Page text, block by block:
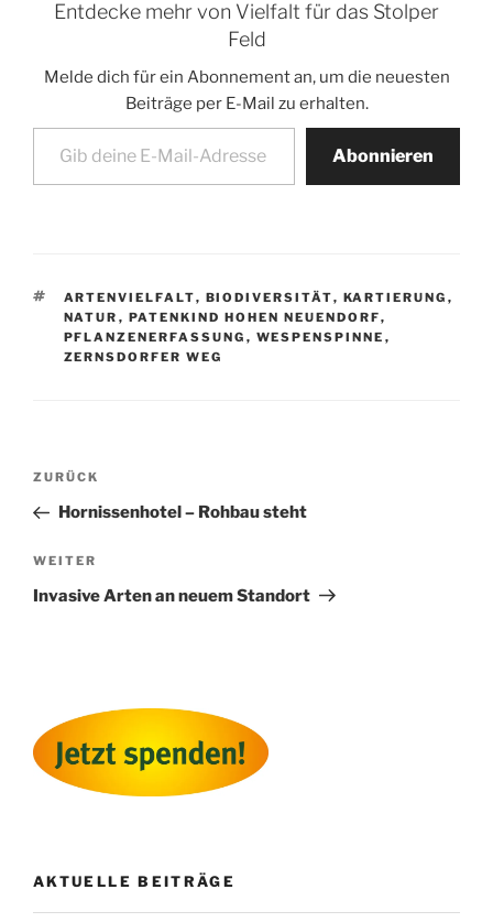
Entdecke mehr von Vielfalt für das Stolper
Feld
Melde dich für ein Abonnement an, um die neuesten
Beiträge per E-Mail zu erhalten.
Gib deine E-Mail-Adresse ein ...
Abonnieren
SCHLAGWÖRTER
ARTENVIELFALT, BIODIVERSITÄT, KARTIERUNG ,
NATUR , PATENKIND HOHEN NEUENDORF,
PFLANZENERFASSUNG , WESPENSPINNE ,
ZERNSDORFER WEG
Beitragsnavigation
Vorheriger
Beitrag
ZURÜCK
Hornissenhotel – Rohbau steht
Nächster
Beitrag
WEITER
Invasive Arten an neuem Standort
AKTUELLE BEITRÄGE